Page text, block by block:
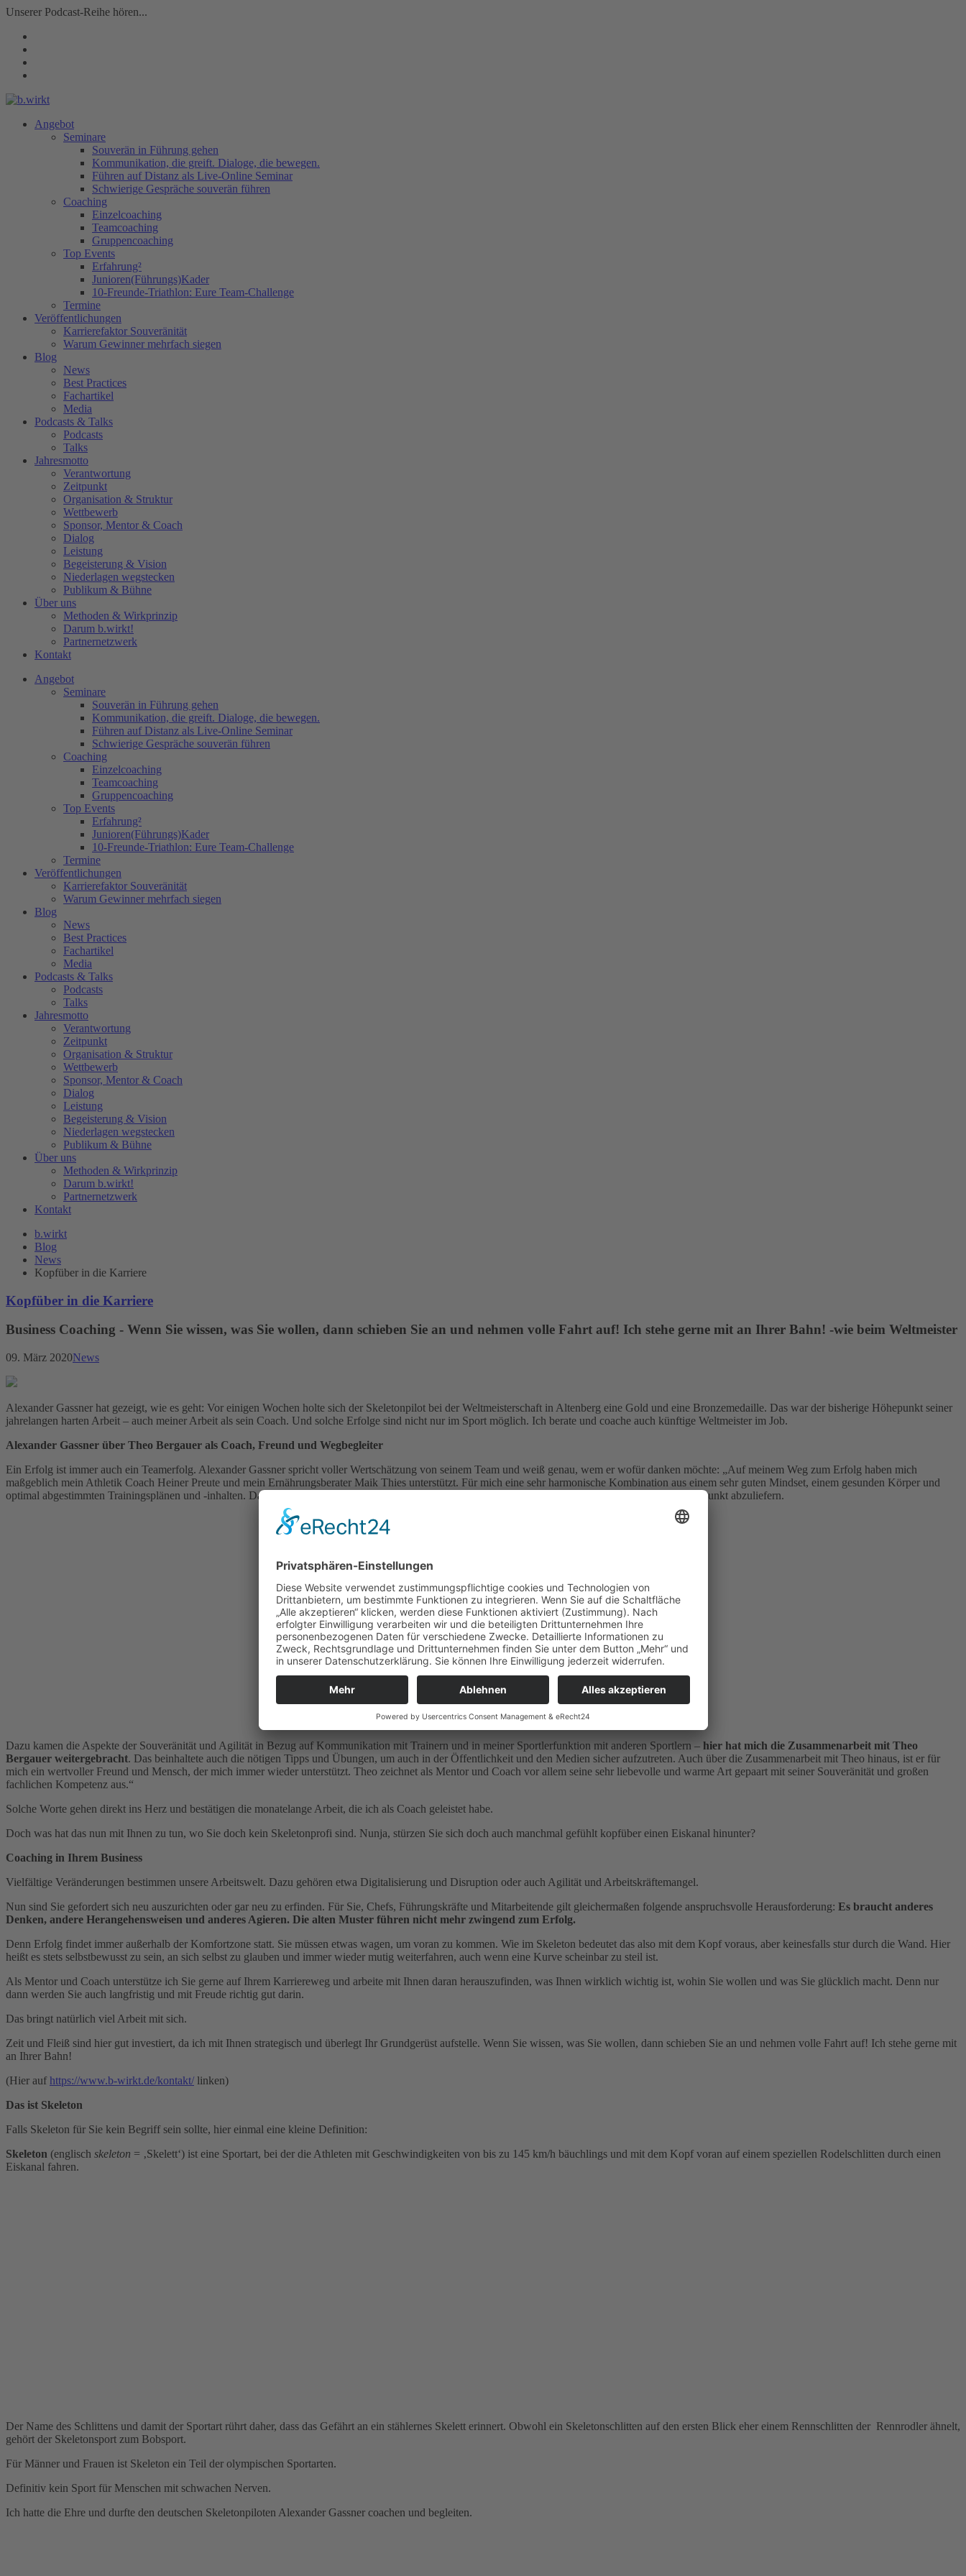
Unserer Podcast-Reihe hören...
Angebot
Seminare
Souverän in Führung gehen
Kommunikation, die greift. Dialoge, die bewegen.
Führen auf Distanz als Live-Online Seminar
Schwierige Gespräche souverän führen
Coaching
Einzelcoaching
Teamcoaching
Gruppencoaching
Top Events
Erfahrung²
Junioren(Führungs)Kader
10-Freunde-Triathlon: Eure Team-Challenge
Termine
Veröffentlichungen
Karrierefaktor Souveränität
Warum Gewinner mehrfach siegen
Blog
News
Best Practices
Fachartikel
Media
Podcasts & Talks
Podcasts
Talks
Jahresmotto
Verantwortung
Zeitpunkt
Organisation & Struktur
Wettbewerb
Sponsor, Mentor & Coach
Dialog
Leistung
Begeisterung & Vision
Niederlagen wegstecken
Publikum & Bühne
Über uns
Methoden & Wirkprinzip
Darum b.wirkt!
Partnernetzwerk
Kontakt
Angebot
Seminare
Souverän in Führung gehen
Kommunikation, die greift. Dialoge, die bewegen.
Führen auf Distanz als Live-Online Seminar
Schwierige Gespräche souverän führen
Coaching
Einzelcoaching
Teamcoaching
Gruppencoaching
Top Events
Erfahrung²
Junioren(Führungs)Kader
10-Freunde-Triathlon: Eure Team-Challenge
Termine
Veröffentlichungen
Karrierefaktor Souveränität
Warum Gewinner mehrfach siegen
Blog
News
Best Practices
Fachartikel
Media
Podcasts & Talks
Podcasts
Talks
Jahresmotto
Verantwortung
Zeitpunkt
Organisation & Struktur
Wettbewerb
Sponsor, Mentor & Coach
Dialog
Leistung
Begeisterung & Vision
Niederlagen wegstecken
Publikum & Bühne
Über uns
Methoden & Wirkprinzip
Darum b.wirkt!
Partnernetzwerk
Kontakt
b.wirkt
Blog
News
Kopfüber in die Karriere
Kopfüber in die Karriere
Business Coaching - Wenn Sie wissen, was Sie wollen, dann schieben Sie an und nehmen volle Fahrt auf! Ich stehe gerne mit an Ihrer Bahn! -wie beim Weltmeister
09. März 2020News
Alexander Gassner hat gezeigt, wie es geht: Vor einigen Wochen holte sich der Skeletonpilot bei der Weltmeisterschaft in Altenberg eine Gold und eine Bronzemedaille. Das war der bisherige Höhepunkt seiner
jahrelangen harten Arbeit – auch meiner Arbeit als sein Coach. Und solche Erfolge sind nicht nur im Sport möglich. Ich berate und coache auch künftige Weltmeister im Job.
Alexander Gassner über Theo Bergauer als Coach, Freund und Wegbegleiter
Ein Erfolg ist immer auch ein Teamerfolg. Alexander Gassner spricht voller Wertschätzung von seinem Team und weiß genau, wem er wofür danken möchte: „Auf meinem Weg zum Erfolg haben mich
maßgeblich mein Athletik Coach Heiner Preute und mein Ernährungsberater Maik Thies unterstützt. Für mich eine sehr harmonische Kombination aus einem sehr guten Mindset, einem gesunden Körper und
optimal abgestimmten Trainingsplänen und -inhalten. Das half auch unter großem Druck bei einer WM bestehend aus vier Läufen an zwei Tagen auf den Punkt abzuliefern.
Dazu kamen die Aspekte der Souveränität und Agilität in Bezug auf Kommunikation mit Trainern und in meiner Sportlerfunktion mit anderen Sportlern – hier hat mich die Zusammenarbeit mit Theo
Bergauer weitergebracht. Das beinhaltete auch die nötigen Tipps und Übungen, um auch in der Öffentlichkeit und den Medien sicher aufzutreten. Auch über die Zusammenarbeit mit Theo hinaus, ist er für
mich ein wertvoller Freund und Mensch, der mich immer wieder unterstützt. Theo zeichnet als Mentor und Coach vor allem seine sehr liebevolle und warme Art gepaart mit seiner Souveränität und großen
fachlichen Kompetenz aus.“
Solche Worte gehen direkt ins Herz und bestätigen die monatelange Arbeit, die ich als Coach geleistet habe.
Doch was hat das nun mit Ihnen zu tun, wo Sie doch kein Skeletonprofi sind. Nunja, stürzen Sie sich doch auch manchmal gefühlt kopfüber einen Eiskanal hinunter?
Coaching in Ihrem Business
Vielfältige Veränderungen bestimmen unsere Arbeitswelt. Dazu gehören etwa Digitalisierung und Disruption oder auch Agilität und Arbeitskräftemangel.
Nun sind Sie gefordert sich neu auszurichten oder gar neu zu erfinden. Für Sie, Chefs, Führungskräfte und Mitarbeitende gilt gleichermaßen folgende anspruchsvolle Herausforderung: Es braucht anderes
Denken, andere Herangehensweisen und anderes Agieren. Die alten Muster führen nicht mehr zwingend zum Erfolg.
Denn Erfolg findet immer außerhalb der Komfortzone statt. Sie müssen etwas wagen, um voran zu kommen. Wie im Skeleton bedeutet das also mit dem Kopf voraus, aber keinesfalls stur durch die Wand. Hier
heißt es stets selbstbewusst zu sein, an sich selbst zu glauben und immer wieder mutig weiterfahren, auch wenn eine Kurve scheinbar zu steil ist.
Als Mentor und Coach unterstütze ich Sie gerne auf Ihrem Karriereweg und arbeite mit Ihnen daran herauszufinden, was Ihnen wirklich wichtig ist, wohin Sie wollen und was Sie glücklich macht. Denn nur
dann werden Sie auch langfristig und mit Freude richtig gut darin.
Das bringt natürlich viel Arbeit mit sich.
Zeit und Fleiß sind hier gut investiert, da ich mit Ihnen strategisch und überlegt Ihr Grundgerüst aufstelle. Wenn Sie wissen, was Sie wollen, dann schieben Sie an und nehmen volle Fahrt auf! Ich stehe gerne mit
an Ihrer Bahn!
(Hier auf https://www.b-wirkt.de/kontakt/ linken)
Das ist Skeleton
Falls Skeleton für Sie kein Begriff sein sollte, hier einmal eine kleine Definition:
Skeleton (englisch skeleton = ‚Skelett‘) ist eine Sportart, bei der die Athleten mit Geschwindigkeiten von bis zu 145 km/h bäuchlings und mit dem Kopf voran auf einem speziellen Rodelschlitten durch einen
Eiskanal fahren.
Der Name des Schlittens und damit der Sportart rührt daher, dass das Gefährt an ein stählernes Skelett erinnert. Obwohl ein Skeletonschlitten auf den ersten Blick eher einem Rennschlitten der Rennrodler ähnelt,
gehört der Skeletonsport zum Bobsport.
Für Männer und Frauen ist Skeleton ein Teil der olympischen Sportarten.
Definitiv kein Sport für Menschen mit schwachen Nerven.
Ich hatte die Ehre und durfte den deutschen Skeletonpiloten Alexander Gassner coachen und begleiten.